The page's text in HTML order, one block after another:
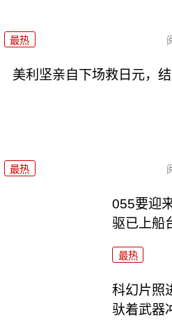
最热
美利坚亲自下场救日元，
最热
055要迎
驱已上船
最热
科幻片照
驮着武器